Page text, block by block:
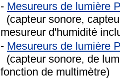
- Mesureurs de lumière
(capteur sonore,
mesureur d'humidité
- Mesureurs de lumière
(capteur sonore, de
fonction de multimètre)